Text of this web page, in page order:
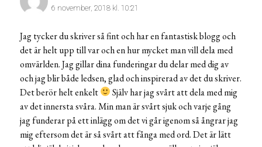
6 november, 2018 kl. 10:21
Jag tycker du skriver så fint och har en fantastisk blogg och
det är helt upp till var och en hur mycket man vill dela med
omvärlden. Jag gillar dina funderingar du delar med dig av
och jag blir både ledsen, glad och inspirerad av det du skriver.
Det berör helt enkelt
Själv har jag svårt att dela med mig
av det innersta svåra. Min man är svårt sjuk och varje gång
jag funderar på ett inlägg om det vi går igenom så ångrar jag
mig eftersom det är så svårt att fånga med ord. Det är lätt